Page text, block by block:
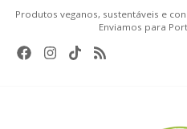
Produtos veganos, sustentáveis e
Enviamos para